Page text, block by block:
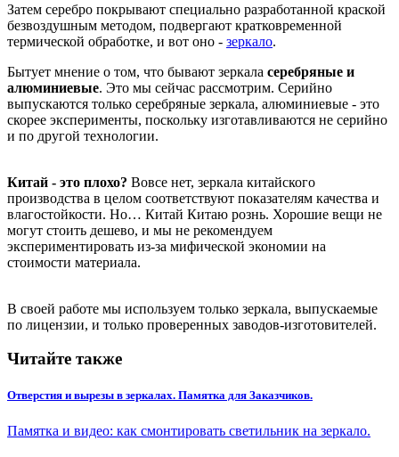
Затем серебро покрывают специально разработанной краской
безвоздушным методом, подвергают кратковременной
термической обработке, и вот оно - зеркало.
Бытует мнение о том, что бывают зеркала серебряные и
алюминиевые. Это мы сейчас рассмотрим. Серийно
выпускаются только серебряные зеркала, алюминиевые - это
скорее эксперименты, поскольку изготавливаются не серийно
и по другой технологии.
Китай - это плохо? Вовсе нет, зеркала китайского
производства в целом соответствуют показателям качества и
влагостойкости. Но… Китай Китаю рознь. Хорошие вещи не
могут стоить дешево, и мы не рекомендуем
экспериментировать из-за мифической экономии на
стоимости материала.
В своей работе мы используем только зеркала, выпускаемые
по лицензии, и только проверенных заводов-изготовителей.
Читайте также
Отверстия и вырезы в зеркалах. Памятка для Заказчиков.
Памятка и видео: как смонтировать светильник на зеркало.